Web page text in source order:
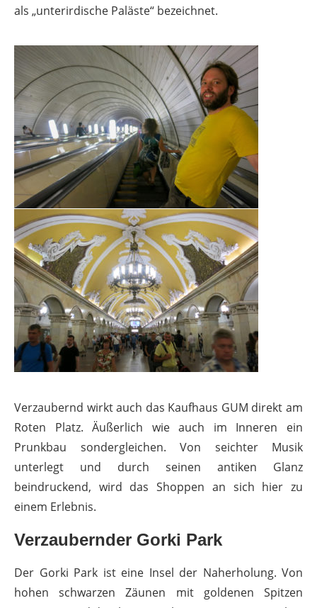
als „unterirdische Paläste“ bezeichnet.
Verzaubernd wirkt auch das Kaufhaus GUM direkt am
Roten Platz. Äußerlich wie auch im Inneren ein
Prunkbau sondergleichen. Von seichter Musik
unterlegt und durch seinen antiken Glanz
beindruckend, wird das Shoppen an sich hier zu
einem Erlebnis.
Verzaubernder Gorki Park
Der Gorki Park ist eine Insel der Naherholung. Von
hohen schwarzen Zäunen mit goldenen Spitzen